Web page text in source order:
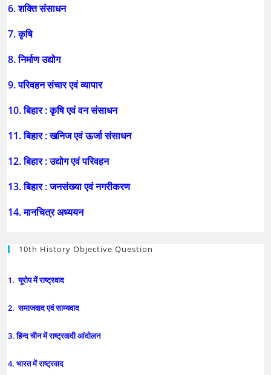
6. शक्ति संसाधन
7. कृषि
8. निर्माण उद्योग
9. परिवहन संचार एवं व्यापार
10. बिहार : कृषि एवं वन संसाधन
11. बिहार : खनिज एवं ऊर्जा संसाधन
12. बिहार : उद्योग एवं परिवहन
13. बिहार : जनसंख्या एवं नगरीकरण
14. मानचित्र अध्ययन
10th History Objective Question
1. यूरोप में राष्ट्रवाद
2. समाजवाद एवं साम्यवाद
3. हिन्द चीन में राष्ट्रवादी आंदोलन
4. भारत में राष्ट्रवाद